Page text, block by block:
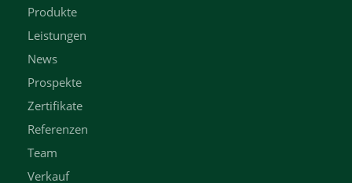
Produkte
Leistungen
News
Prospekte
Zertifikate
Referenzen
Team
Verkauf